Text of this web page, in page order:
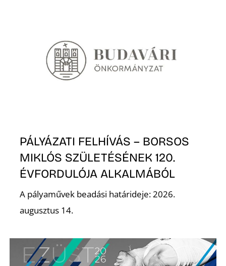
PÁLYÁZATI FELHÍVÁS – BORSOS
MIKLÓS SZÜLETÉSÉNEK 120.
ÉVFORDULÓJA ALKALMÁBÓL
A pályaművek beadási határideje: 2026.
augusztus 14.